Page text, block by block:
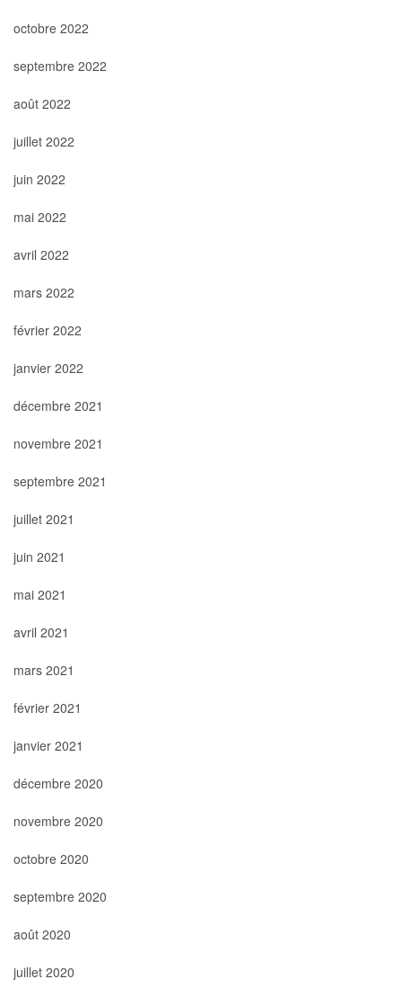
octobre 2022
septembre 2022
août 2022
juillet 2022
juin 2022
mai 2022
avril 2022
mars 2022
février 2022
janvier 2022
décembre 2021
novembre 2021
septembre 2021
juillet 2021
juin 2021
mai 2021
avril 2021
mars 2021
février 2021
janvier 2021
décembre 2020
novembre 2020
octobre 2020
septembre 2020
août 2020
juillet 2020